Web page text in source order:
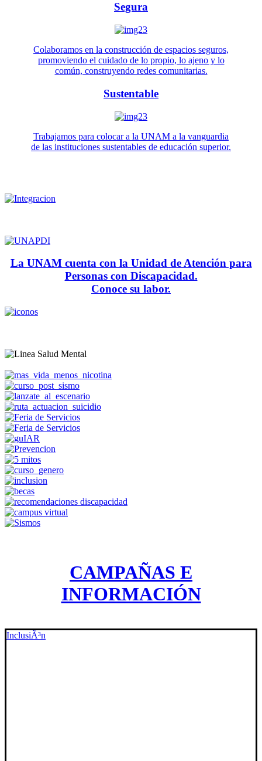
Segura
Colaboramos en la construcción de espacios seguros,
promoviendo el cuidado de lo propio, lo ajeno y lo
común, construyendo redes comunitarias.
Sustentable
Trabajamos para colocar a la UNAM a la vanguardia
de las instituciones sustentables de educación superior.
La UNAM cuenta con la Unidad de Atención para
Personas con Discapacidad.
Conoce su labor.
CAMPAÑAS E
INFORMACIÓN
InclusiÃ³n